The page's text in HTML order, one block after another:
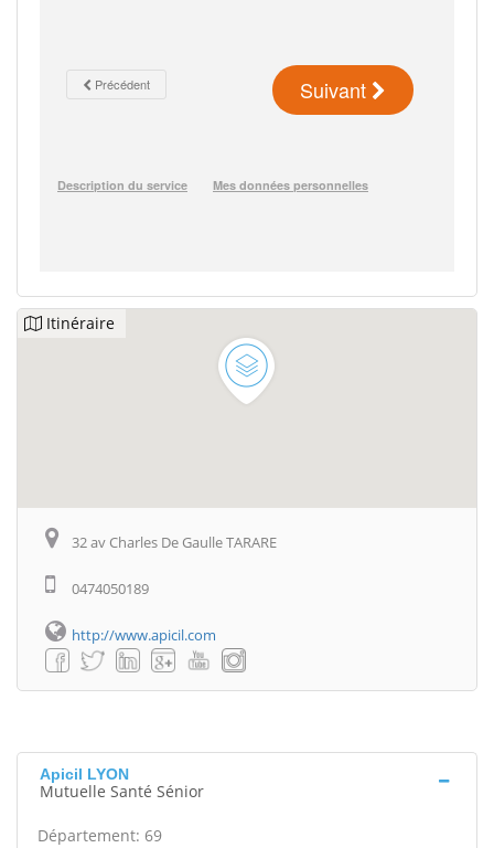
Itinéraire
32 av Charles De Gaulle TARARE
0474050189
http://www.apicil.com
Apicil LYON
Mutuelle Santé Sénior
Département: 69